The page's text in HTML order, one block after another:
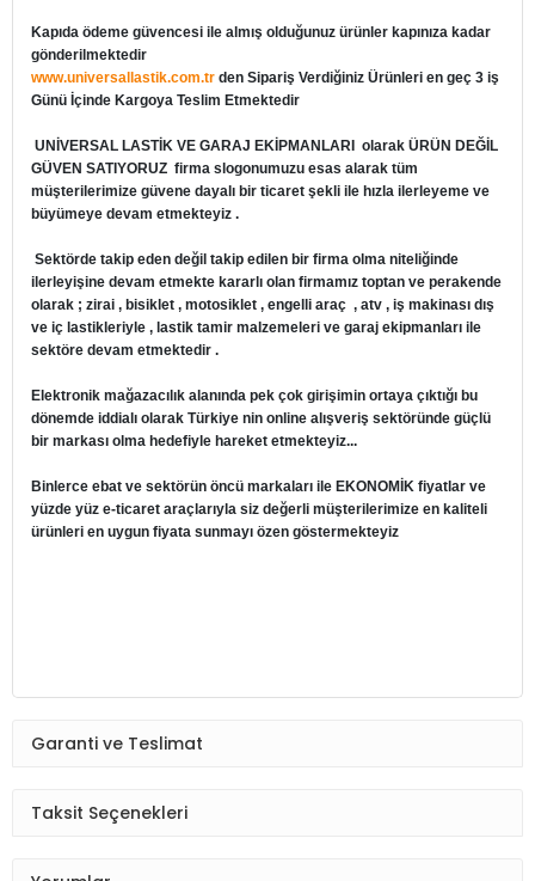
Kapıda ödeme güvencesi ile almış olduğunuz ürünler kapınıza kadar
gönderilmektedir
www.universallastik.com.tr den Sipariş Verdiğiniz Ürünleri en geç 3 iş
Günü İçinde Kargoya Teslim Etmektedir
UNİVERSAL LASTİK VE GARAJ EKİPMANLARI
olarak ÜRÜN DEĞİL
GÜVEN SATIYORUZ firma slogonumuzu esas alarak tüm
müşterilerimize güvene dayalı bir ticaret şekli ile hızla ilerleyeme ve
büyümeye devam etmekteyiz .
Sektörde takip eden değil takip edilen bir firma olma niteliğinde
ilerleyişine devam etmekte kararlı olan firmamız toptan ve perakende
olarak ; zirai , bisiklet , motosiklet , engelli araç , atv , iş makinası dış
ve iç lastikleriyle , lastik tamir malzemeleri ve garaj ekipmanları ile
sektöre devam etmektedir .
Elektronik mağazacılık alanında pek çok girişimin ortaya çıktığı bu
dönemde iddialı olarak Türkiye nin online alışveriş sektöründe güçlü
bir markası olma hedefiyle hareket etmekteyiz...
Binlerce ebat ve sektörün öncü markaları ile EKONOMİK fiyatlar ve
yüzde yüz e-ticaret araçlarıyla siz değerli müşterilerimize en kaliteli
ürünleri en uygun fiyata sunmayı özen göstermekteyiz
Garanti ve Teslimat
Taksit Seçenekleri